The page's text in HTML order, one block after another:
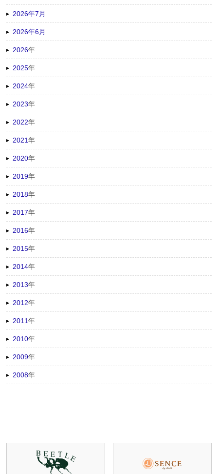
2026年7月
2026年6月
2026年
2025年
2024年
2023年
2022年
2021年
2020年
2019年
2018年
2017年
2016年
2015年
2014年
2013年
2012年
2011年
2010年
2009年
2008年